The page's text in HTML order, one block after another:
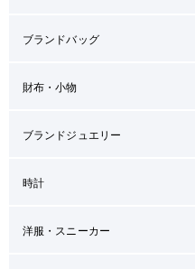
ブランドバッグ
財布・小物
ブランドジュエリー
時計
洋服・スニーカー